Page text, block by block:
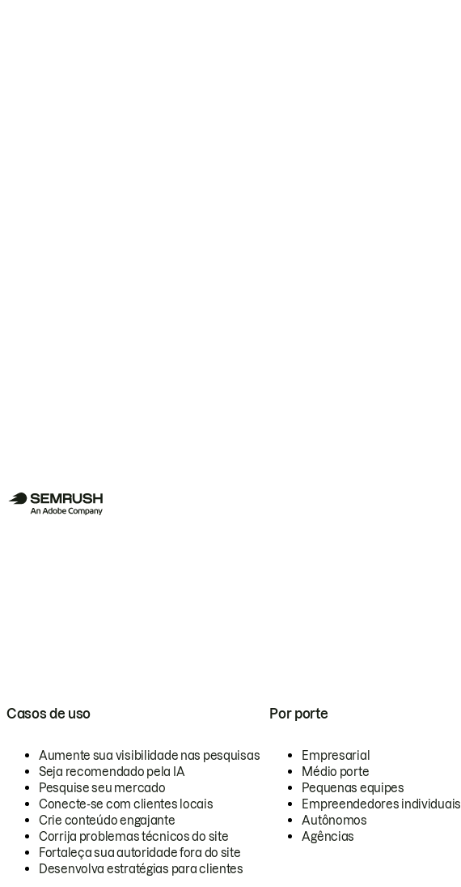
Casos de uso
Aumente sua visibilidade nas pesquisas
Seja recomendado pela IA
Pesquise seu mercado
Conecte-se com clientes locais
Crie conteúdo engajante
Corrija problemas técnicos do site
Fortaleça sua autoridade fora do site
Desenvolva estratégias para clientes
Por porte
Empresarial
Médio porte
Pequenas equipes
Empreendedores individuais
Autônomos
Agências